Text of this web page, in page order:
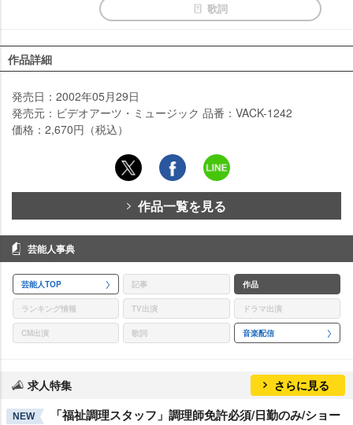
歌詞
作品詳細
発売日：2002年05月29日
発売元：ビデオアーツ・ミュージック 品番：VACK-1242
価格：2,670円（税込）
作品一覧を見る
芸能人事典
芸能人TOP 記事 作品
ランキング情報 TV出演 ドラマ出演
CM出演 歌詞 音楽配信
求人特集 さらに見る
NEW 「福祉調理スタッフ」調理師免許必須/日勤のみ/ショー